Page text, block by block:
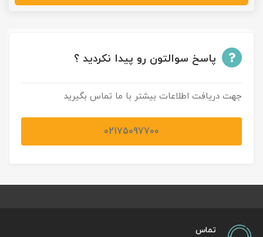
پاسخ سوالتون رو پیدا نکردید ؟
جهت دریافت اطلاعات بیشتر با ما تماس بگیرید
02175097700
تماس